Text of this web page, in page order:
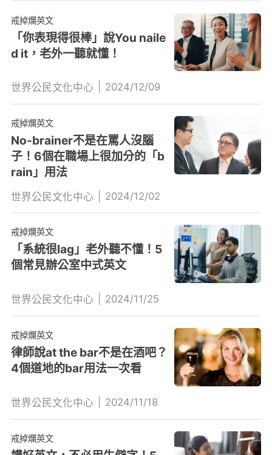
戒掉爛英文
「你表現得很棒」說You naile
d it，老外一聽就懂！
世界公民文化中心 2024/12/09
戒掉爛英文
No-brainer不是在罵人沒腦
子！6個在職場上很加分的「b
rain」用法
世界公民文化中心 2024/12/02
戒掉爛英文
「系統很lag」老外聽不懂！5
個常見辦公室中式英文
世界公民文化中心 2024/11/25
戒掉爛英文
律師說at the bar不是在酒吧？
4個道地的bar用法一次看
世界公民文化中心 2024/11/18
戒掉爛英文